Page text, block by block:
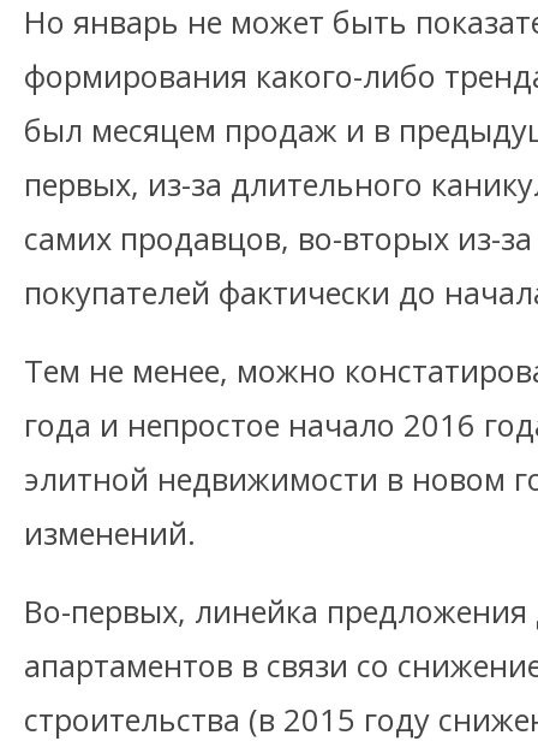
Но январь не может быть
формирования какого-либо
был месяцем продаж и в
первых, из-за длительного
самих продавцов, во-вторых из-
покупателей фактически до
Тем не менее, можно
года и непростое начало 2016
элитной недвижимости в новом
изменений.
Во-первых, линейка предложения
апартаментов в связи со
строительства (в 2015 году